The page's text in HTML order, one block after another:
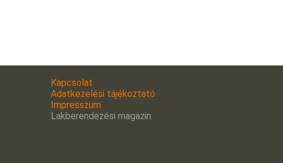
Kapcsolat
Adatkezelési tájékoztató
Impresszum
Lakberendezési magazin